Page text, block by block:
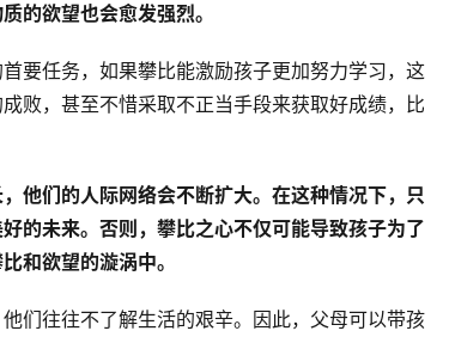
的欲望也会愈发强烈。
要任务，如果攀比能激励孩子更加努力学习，这
败，甚至不惜采取不正当手段来获取好成绩，比
他们的人际网络会不断扩大。在这种情况下，只
的未来。否则，攀比之心不仅可能导致孩子为了
和欲望的漩涡中。
们往往不了解生活的艰辛。因此，父母可以带孩